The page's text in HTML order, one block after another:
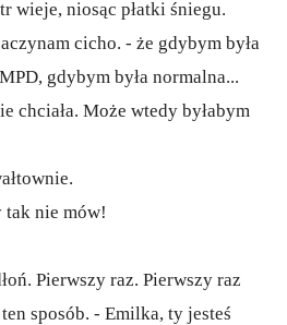
wieje, niosąc płatki śniegu.
cicho. - że gdybym była
gdybym była normalna...
chciała. Może wtedy byłabym
nie mów!
Pierwszy raz. Pierwszy raz
sposób. - Emilka, ty jesteś